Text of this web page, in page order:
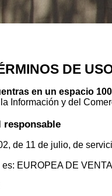
DE
en un espacio
Información y del
responsable
de 11 de julio, de
EUROPEA DE